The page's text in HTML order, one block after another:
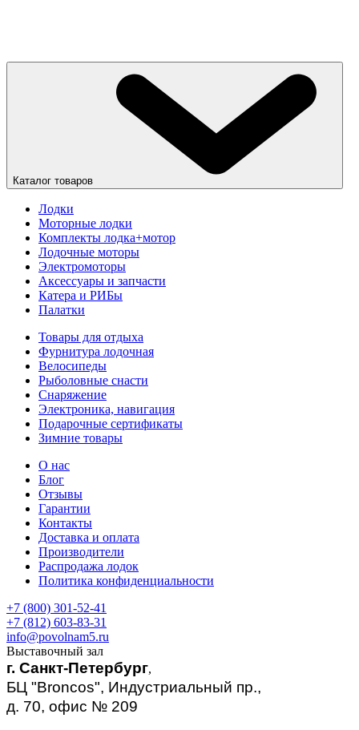
Каталог товаров
Лодки
Моторные лодки
Комплекты лодка+мотор
Лодочные моторы
Электромоторы
Аксессуары и запчасти
Катера и РИБы
Палатки
Товары для отдыха
Фурнитура лодочная
Велосипеды
Рыболовные снасти
Снаряжение
Электроника, навигация
Подарочные сертификаты
Зимние товары
О нас
Блог
Отзывы
Гарантии
Контакты
Доставка и оплата
Производители
Распродажа лодок
Политика конфиденциальности
+7 (800) 301-52-41
+7 (812) 603-83-31
info@povolnam5.ru
Выставочный зал
г. Санкт-Петербург,
БЦ "Broncos", Индустриальный пр.,
д. 70, офис № 209